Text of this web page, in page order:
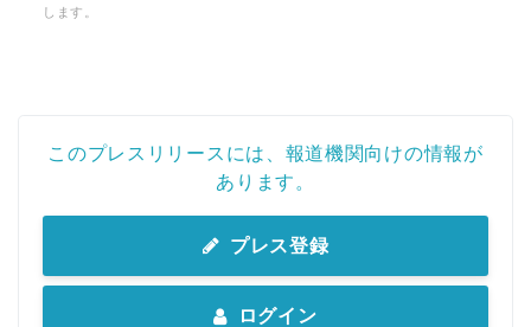
します。
このプレスリリースには、報道機関向けの情報が
あります。
プレス登録
ログイン